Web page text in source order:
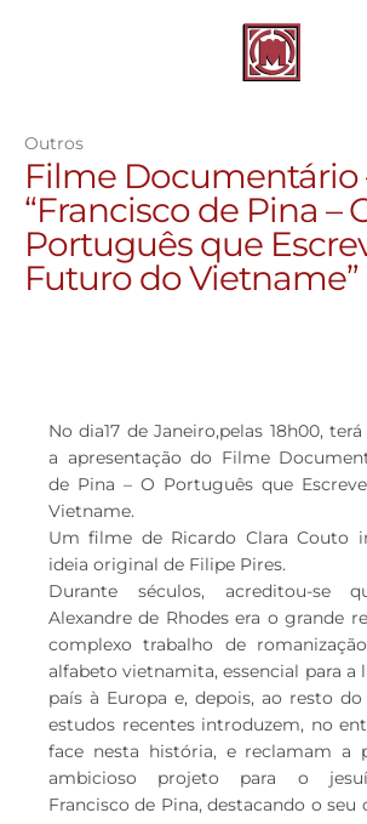
Outros
Filme Documentário
“Francisco de Pina –
Português que
Futuro do Vietname”
No dia17 de Janeiro,pelas 18h00,
a apresentação do Filme
de Pina – O Português que
Vietname.
Um filme de Ricardo Clara Couto
ideia original de Filipe Pires.
Durante séculos, acreditou-se
Alexandre de Rhodes era o grande
complexo trabalho de
alfabeto vietnamita, essencial para a
país à Europa e, depois, ao resto
estudos recentes introduzem, no
face nesta história, e reclamam a
ambicioso projeto para o
Francisco de Pina, destacando o